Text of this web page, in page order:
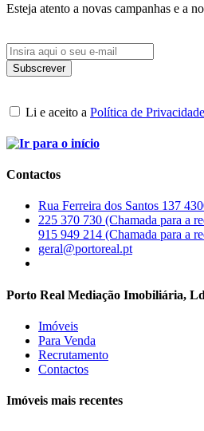
Esteja atento a novas campanhas e a
Li e aceito a Política de
Contactos
Rua Ferreira dos Santos 137
225 370 730 (Chamada para a
915 949 214 (Chamada para a
geral@portoreal.pt
Porto Real Mediação Imobiliária,
Imóveis
Para Venda
Recrutamento
Contactos
Imóveis mais recentes